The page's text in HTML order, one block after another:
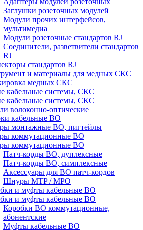
Адаптеры модулей розеточных
Заглушки розеточных модулей
Модули прочих интерфейсов,
мультимедиа
Модули розеточные стандартов RJ
Соединители, разветвители стандартов
RJ
стандартов RJ
и материалы для медных СКС
медных СКС
кабельные системы, СКС
кабельные системы, СКС
волоконно-оптические
кабельные ВО
монтажные ВО, пигтейлы
коммутационные ВО
коммутационные ВО
Патч-корды ВО, дуплексные
Патч-корды ВО, симплексные
Аксессуары для ВО патч-кордов
Шнуры MTP / MPO
и муфты кабельные ВО
и муфты кабельные ВО
Коробки ВО коммутационные,
абонентские
Муфты кабельные ВО